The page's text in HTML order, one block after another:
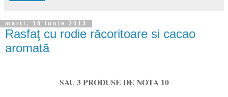
marți, 18 iunie 2013
Rasfaţ cu rodie răcoritoare si cacao
aromată
SAU 3 PRODUSE DE NOTA 10